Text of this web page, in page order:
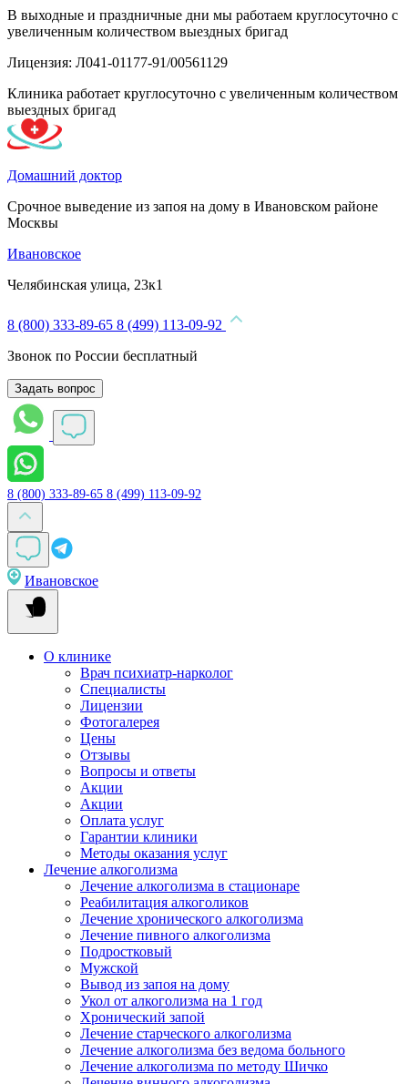
В выходные и праздничные дни мы работаем круглосуточно с
увеличенным количеством выездных бригад
Лицензия: Л041-01177-91/00561129
Клиника работает круглосуточно с увеличенным количеством
выездных бригад
Домашний доктор
Срочное выведение из запоя на дому в Ивановском районе
Москвы
Ивановское
Челябинская улица, 23к1
8 (800) 333-89-65 8 (499) 113-09-92
Звонок по России бесплатный
Задать вопрос
8 (800) 333-89-65 8 (499) 113-09-92
Ивановское
О клинике
Врач психиатр-нарколог
Специалисты
Лицензии
Фотогалерея
Цены
Отзывы
Вопросы и ответы
Акции
Акции
Оплата услуг
Гарантии клиники
Методы оказания услуг
Лечение алкоголизма
Лечение алкоголизма в стационаре
Реабилитация алкоголиков
Лечение хронического алкоголизма
Лечение пивного алкоголизма
Подростковый
Мужской
Вывод из запоя на дому
Укол от алкоголизма на 1 год
Хронический запой
Лечение старческого алкоголизма
Лечение алкоголизма без ведома больного
Лечение алкоголизма по методу Шичко